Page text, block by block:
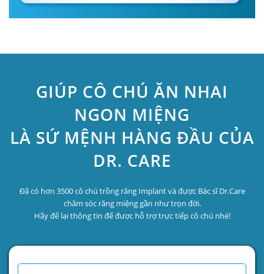
GIÚP CÔ CHÚ ĂN NHAI
NGON MIỆNG
LÀ SỨ MỆNH HÀNG ĐẦU CỦA
DR. CARE
Đã có hơn 3500 cô chú trồng răng Implant và được Bác sĩ Dr.Care
chăm sóc răng miệng gần như trọn đời.
Hãy để lại thông tin để được hỗ trợ trực tiếp cô chú nhé!